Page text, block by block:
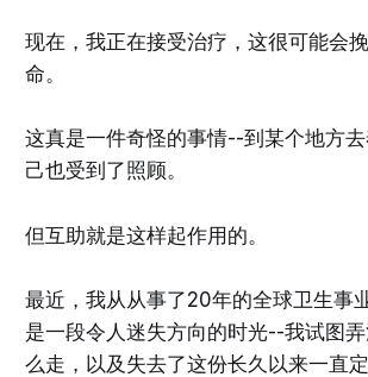
现在，我正在接受治疗，这很可能会
命。
这真是一件奇怪的事情--到某个地方
己也受到了照顾。
但互助就是这样起作用的。
最近，我从从事了20年的全球卫生事
是一段令人迷失方向的时光--我试图
么走，以及失去了这份长久以来一直